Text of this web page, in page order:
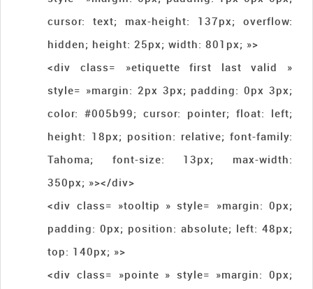
cursor: text; max-height: 137px; overflow:
hidden; height: 25px; width: 801px; »>
<div class= »etiquette first last valid »
style= »margin: 2px 3px; padding: 0px 3px;
color: #005b99; cursor: pointer; float: left;
height: 18px; position: relative; font-family:
Tahoma; font-size: 13px; max-width:
350px; »></div>
<div class= »tooltip » style= »margin: 0px;
padding: 0px; position: absolute; left: 48px;
top: 140px; »>
<div class= »pointe » style= »margin: 0px;